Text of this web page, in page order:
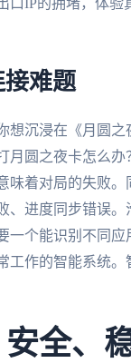
IP的拥堵，体验
接难题
想沉浸在《月圆
月圆之夜卡怎么
味着对局的失败
进度同步错误
一个能识别不同
工作的智能系统
全、